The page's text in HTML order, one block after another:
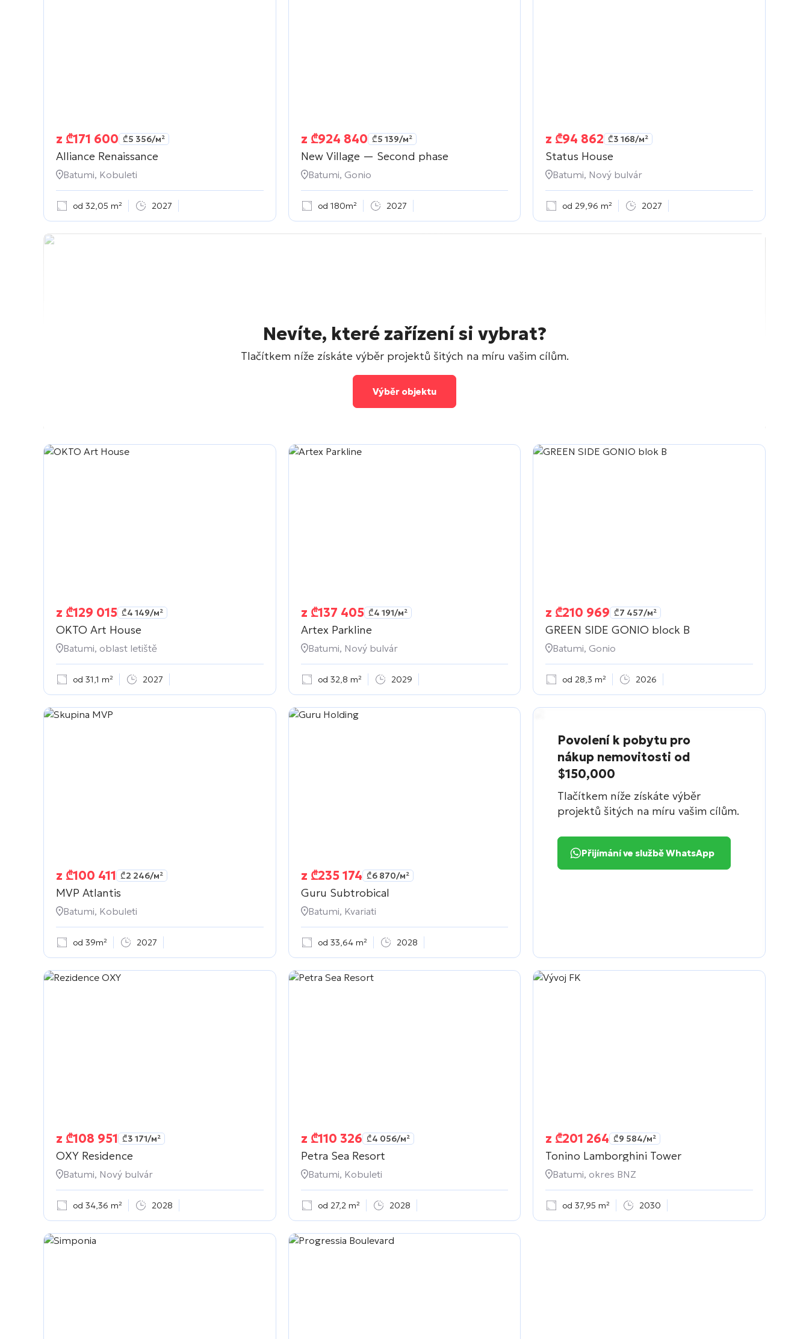
z ₾171 600 ₾5 356/м²
Alliance Renaissance
Batumi, Kobuleti
od 32,05 m² 2027
z ₾924 840 ₾5 139/м²
New Village — Second phase
Batumi, Gonio
od 180m² 2027
z ₾94 862 ₾3 168/м²
Status House
Batumi, Nový bulvár
od 29,96 m² 2027
Nevíte, které zařízení si vybrat?
Tlačítkem níže získáte výběr projektů šitých na míru vašim cílům.
Výběr objektu
z ₾129 015 ₾4 149/м²
OKTO Art House
Batumi, oblast letiště
od 31,1 m² 2027
z ₾137 405 ₾4 191/м²
Artex Parkline
Batumi, Nový bulvár
od 32,8 m² 2029
z ₾210 969 ₾7 457/м²
GREEN SIDE GONIO block B
Batumi, Gonio
od 28,3 m² 2026
z ₾100 411 ₾2 246/м²
MVP Atlantis
Batumi, Kobuleti
od 39m² 2027
z ₾235 174 ₾6 870/м²
Guru Subtrobical
Batumi, Kvariati
od 33,64 m² 2028
Povolení k pobytu pro
nákup nemovitosti od
$150,000
Tlačítkem níže získáte výběr
projektů šitých na míru vašim cílům.
Přijímání ve službě WhatsApp
z ₾108 951 ₾3 171/м²
OXY Residence
Batumi, Nový bulvár
od 34,36 m² 2028
z ₾110 326 ₾4 056/м²
Petra Sea Resort
Batumi, Kobuleti
od 27,2 m² 2028
z ₾201 264 ₾9 584/м²
Tonino Lamborghini Tower
Batumi, okres BNZ
od 37,95 m² 2030